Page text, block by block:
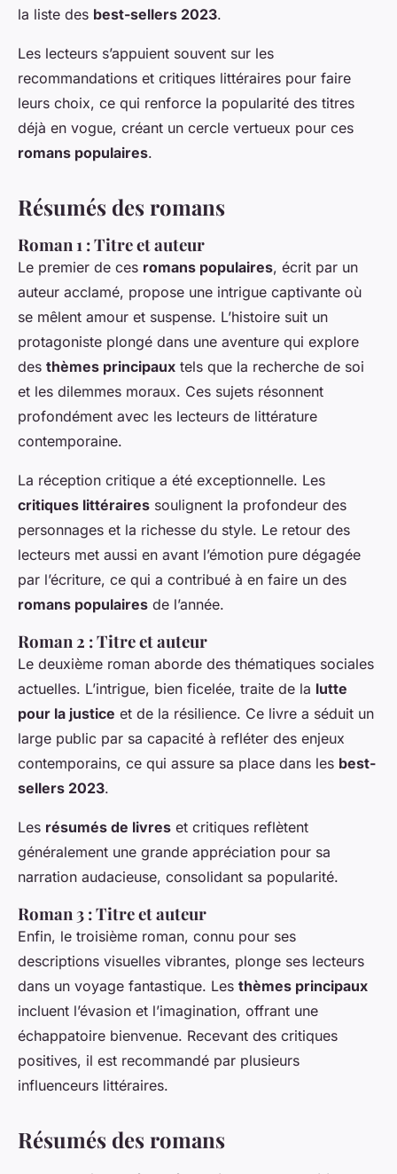
la liste des best-sellers 2023.
Les lecteurs s’appuient souvent sur les
recommandations et critiques littéraires pour faire
leurs choix, ce qui renforce la popularité des titres
déjà en vogue, créant un cercle vertueux pour ces
romans populaires.
Résumés des romans
Roman 1 : Titre et auteur
Le premier de ces romans populaires, écrit par un
auteur acclamé, propose une intrigue captivante où
se mêlent amour et suspense. L’histoire suit un
protagoniste plongé dans une aventure qui explore
des thèmes principaux tels que la recherche de soi
et les dilemmes moraux. Ces sujets résonnent
profondément avec les lecteurs de littérature
contemporaine.
La réception critique a été exceptionnelle. Les
critiques littéraires soulignent la profondeur des
personnages et la richesse du style. Le retour des
lecteurs met aussi en avant l’émotion pure dégagée
par l’écriture, ce qui a contribué à en faire un des
romans populaires de l’année.
Roman 2 : Titre et auteur
Le deuxième roman aborde des thématiques sociales
actuelles. L’intrigue, bien ficelée, traite de la lutte
pour la justice et de la résilience. Ce livre a séduit un
large public par sa capacité à refléter des enjeux
contemporains, ce qui assure sa place dans les best-
sellers 2023.
Les résumés de livres et critiques reflètent
généralement une grande appréciation pour sa
narration audacieuse, consolidant sa popularité.
Roman 3 : Titre et auteur
Enfin, le troisième roman, connu pour ses
descriptions visuelles vibrantes, plonge ses lecteurs
dans un voyage fantastique. Les thèmes principaux
incluent l’évasion et l’imagination, offrant une
échappatoire bienvenue. Recevant des critiques
positives, il est recommandé par plusieurs
influenceurs littéraires.
Résumés des romans